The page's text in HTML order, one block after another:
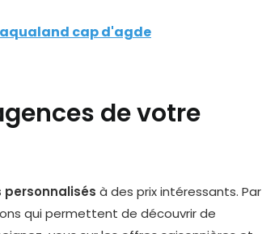
cap d'agde
de votre
personnalisés à des prix intéressants. Par
qui permettent de découvrir de